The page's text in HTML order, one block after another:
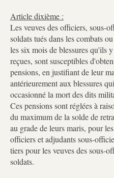
Article dixième :
Les veuves des officiers, sous-
soldats tués dans les combats
les six mois de blessures qu'ils
reçues, sont susceptibles
pensions, en justifiant de leur
antérieurement aux blessures
occasionné la mort des dits
Ces pensions sont réglées à
du maximum de la solde de
au grade de leurs maris, pour
officiers et adjudants sous-
tiers pour les veuves des sous-
soldats.